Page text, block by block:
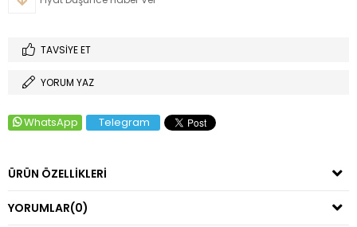
TAVSIYE ET
YORUM YAZ
WhatsApp Telegram
ÜRÜN ÖZELLIKLERI
YORUMLAR(0)